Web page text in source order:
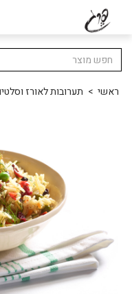
ראשי > תערובות לאורז